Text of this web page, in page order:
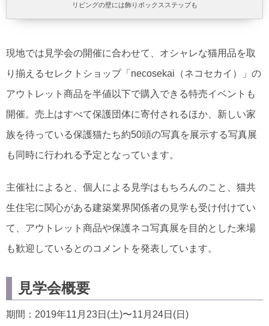
リビングの壁には飾りボックスステップも
現地では見学会の開催に合わせて、オシャレな猫用品を取
り揃えるセレクトショップ「necosekai（ネコセカイ）」の
アウトレット商品を半値以下で購入できる特売イベントも
開催。売上はすべて保護団体に寄付されるほか、新しい家
族を待っている保護猫たち約50頭の写真を展示する写真展
も同時に行われる予定となっています。
主催社によると、個人による見学はもちろんのこと、猫共
生住宅に関心がある建築業界関係者の見学も受け付けてい
て、アウトレット商品や保護ネコ写真展を目的とした来場
も歓迎しているとのコメントを発表しています。
見学会概要
期間：2019年11月23日(土)〜11月24日(日)